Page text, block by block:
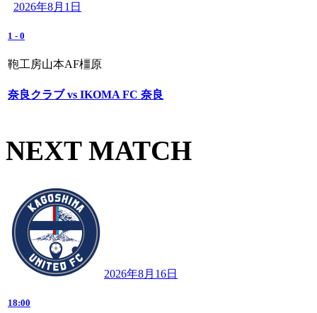
2026年8月1日
1 - 0
鞄工房山本AF橿原
奈良クラブ vs IKOMA FC 奈良
NEXT MATCH
2026年8月16日
18:00